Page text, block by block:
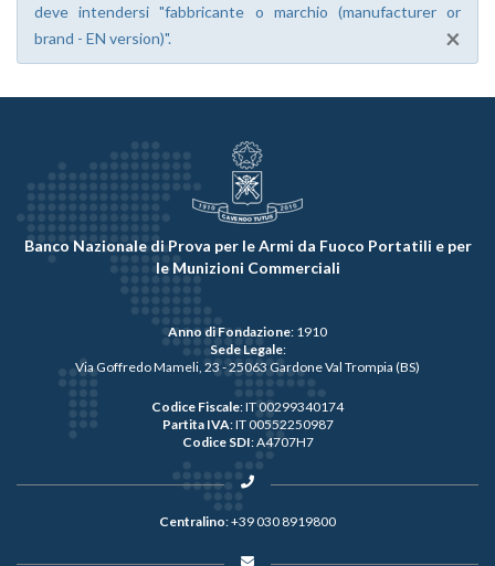
deve intendersi "fabbricante o marchio (manufacturer or
brand - EN version)".
×
Banco Nazionale di Prova per le Armi da Fuoco Portatili e per
le Munizioni Commerciali
Anno di Fondazione: 1910
Sede Legale:
Via Goffredo Mameli, 23 - 25063 Gardone Val Trompia (BS)
Codice Fiscale: IT 00299340174
Partita IVA: IT 00552250987
Codice SDI: A4707H7
Centralino:+39 030 8919800